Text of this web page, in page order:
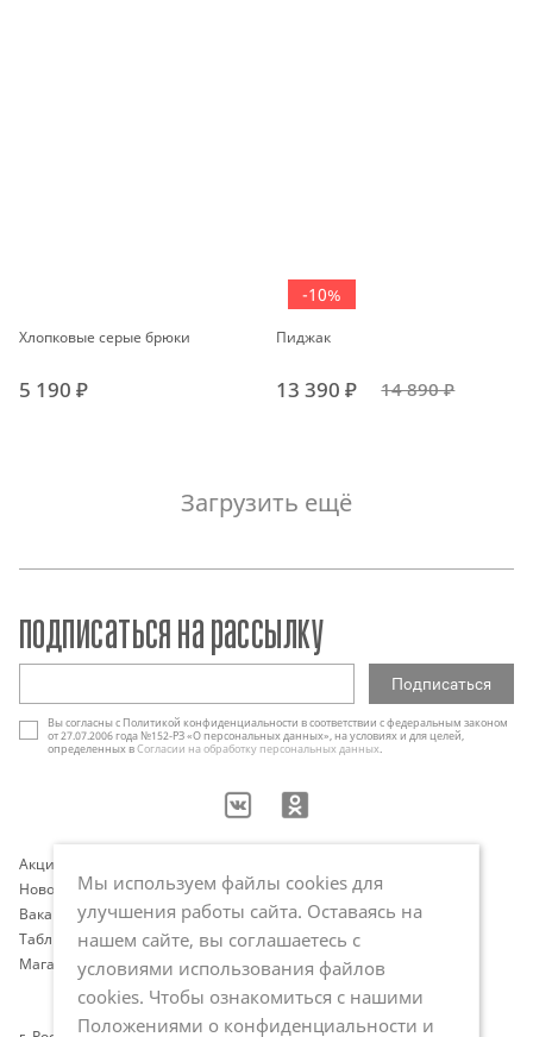
Хлопковые серые брюки
5 190 ₽
-10%
Пиджак
13 390 ₽ 14 890 ₽
Загрузить ещё
Акции
Новости
Вакансии
Таблица размеров
Магазины
Оплата и доставка
Программа лояльности
Публичная оферта
Политика обработки
персональных данных
подписаться на рассылку
Вы согласны с Политикой конфиденциальности в соответствии с федеральным законом
от 27.07.2006 года №152-РЗ «О персональных данных», на условиях и для целей,
определенных вСогласии на обработку персональных данных.
Мы используем файлы cookies для
улучшения работы сайта. Оставаясь на
нашем сайте, вы соглашаетесь с
условиями использования файлов
cookies. Чтобы ознакомиться с нашими
Положениями о конфиденциальности и